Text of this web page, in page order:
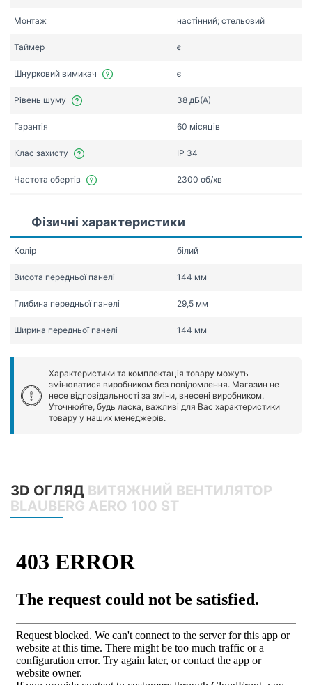
Монтаж настінний; стельовий
Таймер є
Шнурковий вимикач є
Рівень шуму 38 дБ(А)
Гарантія 60 місяців
Клас захисту IP 34
Частота обертів 2300 об/хв
Фізичні характеристики
Колір білий
Висота передньої панелі 144 мм
Глибина передньої панелі 29,5 мм
Ширина передньої панелі 144 мм
Характеристики та комплектація товару можуть
змінюватися виробником без повідомлення. Магазин не
несе відповідальності за зміни, внесені виробником.
Уточнюйте, будь ласка, важливі для Вас характеристики
товару у наших менеджерів.
3D ОГЛЯД ВИТЯЖНИЙ ВЕНТИЛЯТОР
BLAUBERG AERO 100 ST